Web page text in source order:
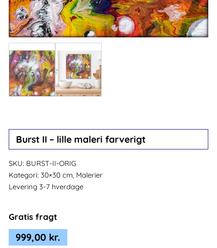
Burst II – lille maleri farverigt
SKU: BURST-II-ORIG
Kategori: 30×30 cm, Malerier
Levering 3-7 hverdage
Gratis fragt
999,00 kr.